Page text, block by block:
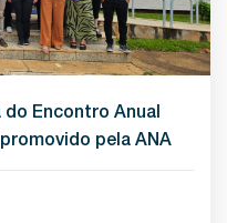
Encontro Anual
pela ANA